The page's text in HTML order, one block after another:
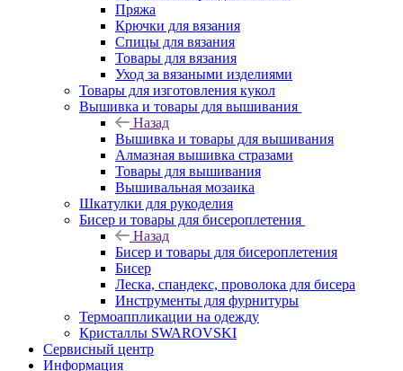
Пряжа
Крючки для вязания
Спицы для вязания
Товары для вязания
Уход за вязаными изделиями
Товары для изготовления кукол
Вышивка и товары для вышивания
Назад
Вышивка и товары для вышивания
Алмазная вышивка стразами
Товары для вышивания
Вышивальная мозаика
Шкатулки для рукоделия
Бисер и товары для бисероплетения
Назад
Бисер и товары для бисероплетения
Бисер
Леска, спандекс, проволока для бисера
Инструменты для фурнитуры
Термоаппликации на одежду
Кристаллы SWAROVSKI
Сервисный центр
Информация